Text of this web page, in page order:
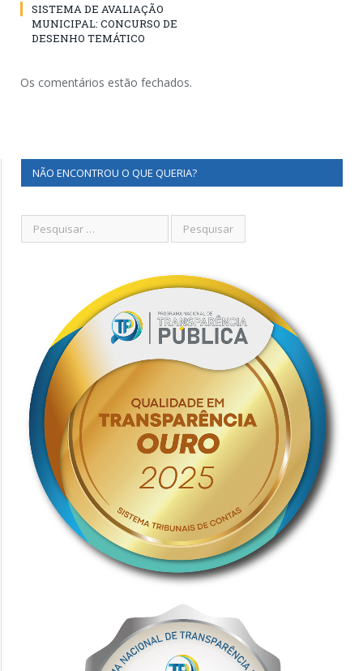
SISTEMA DE AVALIAÇÃO
MUNICIPAL: CONCURSO DE
DESENHO TEMÁTICO
Os comentários estão fechados.
NÃO ENCONTROU O QUE QUERIA?